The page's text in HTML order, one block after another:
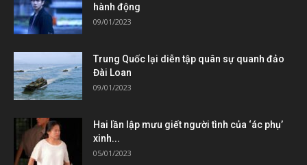
hành động
09/01/2023
Trung Quốc lại diễn tập quân sự quanh đảo
Đài Loan
09/01/2023
Hai lần lập mưu giết người tình của ‘ác phụ’
xinh...
05/01/2023